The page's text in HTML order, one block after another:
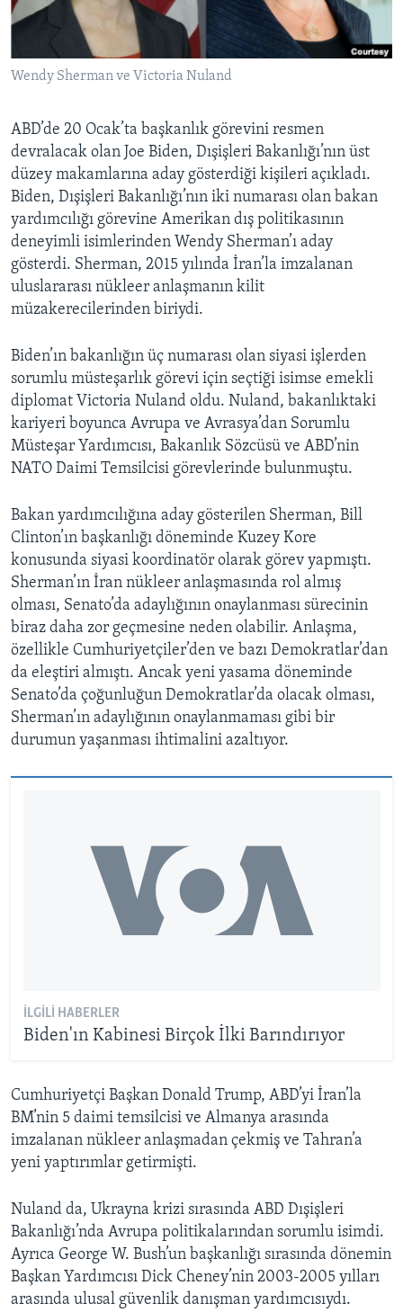
HAYATTAN
BIZI TAKIP EDIN
Wendy Sherman ve Victoria Nuland
ABD’de 20 Ocak’ta başkanlık görevini resmen
devralacak olan Joe Biden, Dışişleri Bakanlığı’nın üst
düzey makamlarına aday gösterdiği kişileri açıkladı.
Biden, Dışişleri Bakanlığı’nın iki numarası olan bakan
yardımcılığı görevine Amerikan dış politikasının
deneyimli isimlerinden Wendy Sherman’ı aday
gösterdi. Sherman, 2015 yılında İran’la imzalanan
uluslararası nükleer anlaşmanın kilit
müzakerecilerinden biriydi.
Biden’ın bakanlığın üç numarası olan siyasi işlerden
sorumlu müsteşarlık görevi için seçtiği isimse emekli
diplomat Victoria Nuland oldu. Nuland, bakanlıktaki
kariyeri boyunca Avrupa ve Avrasya’dan Sorumlu
Müsteşar Yardımcısı, Bakanlık Sözcüsü ve ABD’nin
NATO Daimi Temsilcisi görevlerinde bulunmuştu.
Bakan yardımcılığına aday gösterilen Sherman, Bill
Clinton’ın başkanlığı döneminde Kuzey Kore
konusunda siyasi koordinatör olarak görev yapmıştı.
Sherman’ın İran nükleer anlaşmasında rol almış
olması, Senato’da adaylığının onaylanması sürecinin
biraz daha zor geçmesine neden olabilir. Anlaşma,
özellikle Cumhuriyetçiler’den ve bazı Demokratlar’dan
da eleştiri almıştı. Ancak yeni yasama döneminde
Senato’da çoğunluğun Demokratlar’da olacak olması,
Sherman’ın adaylığının onaylanmaması gibi bir
durumun yaşanması ihtimalini azaltıyor.
İLGILI HABERLER
Biden'ın Kabinesi Birçok İlki Barındırıyor
Cumhuriyetçi Başkan Donald Trump, ABD’yi İran’la
BM’nin 5 daimi temsilcisi ve Almanya arasında
imzalanan nükleer anlaşmadan çekmiş ve Tahran’a
yeni yaptırımlar getirmişti.
Nuland da, Ukrayna krizi sırasında ABD Dışişleri
Bakanlığı’nda Avrupa politikalarından sorumlu isimdi.
Ayrıca George W. Bush’un başkanlığı sırasında dönemin
Başkan Yardımcısı Dick Cheney’nin 2003-2005 yılları
arasında ulusal güvenlik danışman yardımcısıydı.